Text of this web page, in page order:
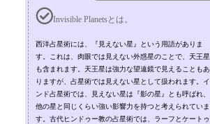
Invisible Planetsとは。
西洋占星術には、『見えない星』という用語がありま
す。これは、肉眼では見えない外惑星のことで、天王星
も含まれます。天王星は強力な望遠鏡で見えることもあ
りますが、占星術では見えない星として扱われます。イ
ンド占星術では、見えない星は『影の星』とも呼ばれ、
他の星と同じくらい強い影響力を持つと考えられていま
す。古代ヒンドゥー教の占星術では、ラーフとケートゥ